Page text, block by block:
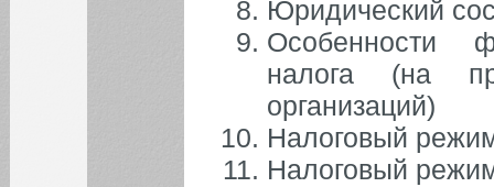
Юридический
Особенности
налога (на
организаций)
Налоговый
Налоговый